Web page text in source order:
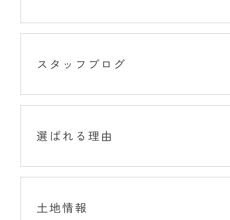
スタッフブログ
選ばれる理由
土地情報